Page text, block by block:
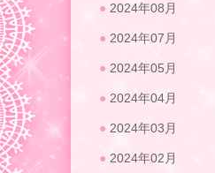
2024年08月
2024年07月
2024年05月
2024年04月
2024年03月
2024年02月